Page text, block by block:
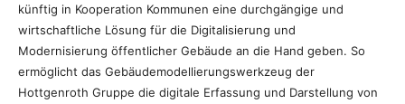
künftig in Kooperation Kommunen eine durchgängige und
wirtschaftliche Lösung für die Digitalisierung und
Modernisierung öffentlicher Gebäude an die Hand geben. So
ermöglicht das Gebäudemodellierungswerkzeug der
Hottgenroth Gruppe die digitale Erfassung und Darstellung von